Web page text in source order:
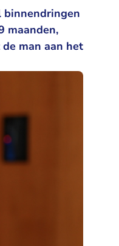
binnendringen
maanden,
man aan het